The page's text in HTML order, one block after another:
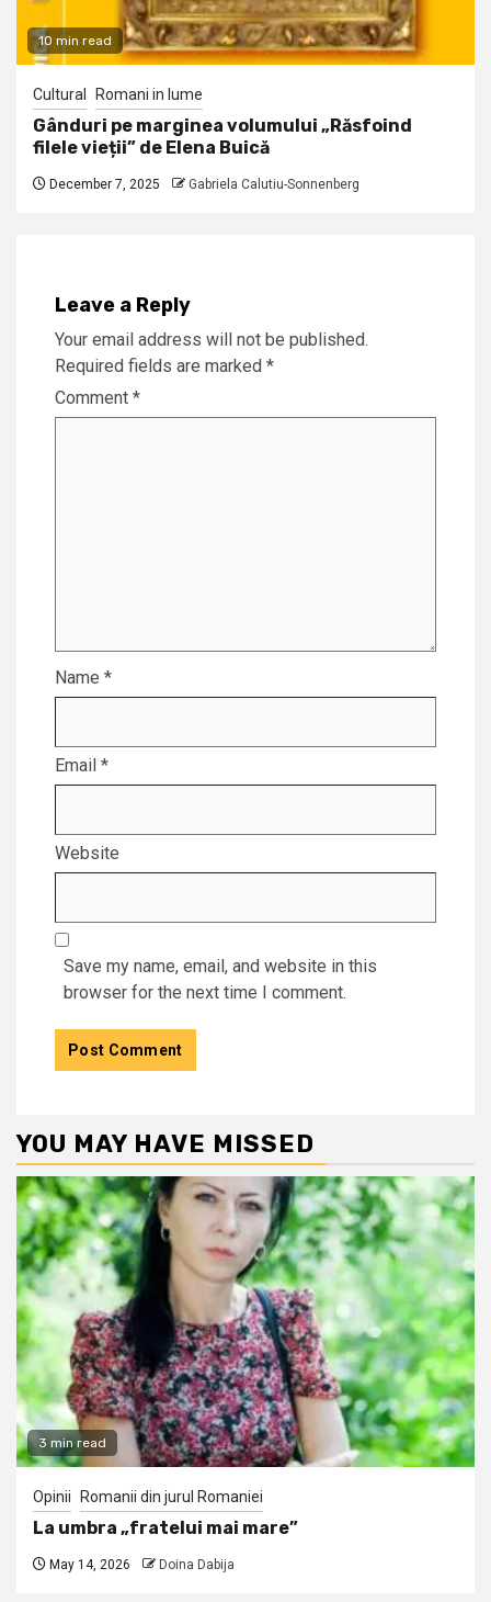
10 min read
Cultural Romani in lume
Gânduri pe marginea volumului „Răsfoind
filele vieții” de Elena Buică
December 7, 2025 Gabriela Calutiu-Sonnenberg
Leave a Reply
Your email address will not be published.
Required fields are marked *
Comment *
Name *
Email *
Website
Save my name, email, and website in this
browser for the next time I comment.
YOU MAY HAVE MISSED
3 min read
Opinii Romanii din jurul Romaniei
La umbra „fratelui mai mare”
May 14, 2026 Doina Dabija